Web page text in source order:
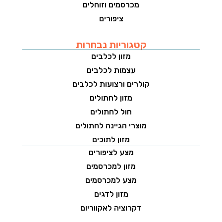
מכרסמים וזוחלים
ציפורים
קטגוריות נבחרות
מזון לכלבים
עצמות לכלבים
קולרים ורצועות לכלבים
מזון לחתולים
חול לחתולים
מוצרי הגיינה לחתולים
מזון לתוכים
מצע לציפורים
מזון למכרסמים
מצע למכרסמים
מזון לדגים
דקרוציה לאקווריום